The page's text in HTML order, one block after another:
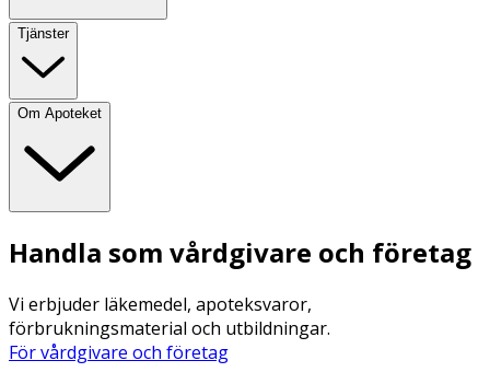
Tjänster
Om Apoteket
Handla som vårdgivare och företag
Vi erbjuder läkemedel, apoteksvaror,
förbrukningsmaterial och utbildningar.
För vårdgivare och företag